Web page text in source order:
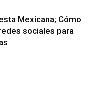
Mexicana; Cómo
sociales para